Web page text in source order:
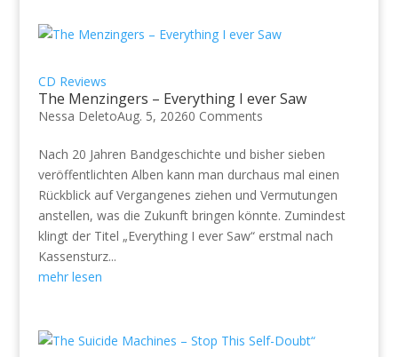
CD Reviews
The Menzingers – Everything I ever Saw
Nessa DeletoAug. 5, 20260 Comments
Nach 20 Jahren Bandgeschichte und bisher sieben
veröffentlichten Alben kann man durchaus mal einen
Rückblick auf Vergangenes ziehen und Vermutungen
anstellen, was die Zukunft bringen könnte. Zumindest
klingt der Titel „Everything I ever Saw“ erstmal nach
Kassensturz...
mehr lesen